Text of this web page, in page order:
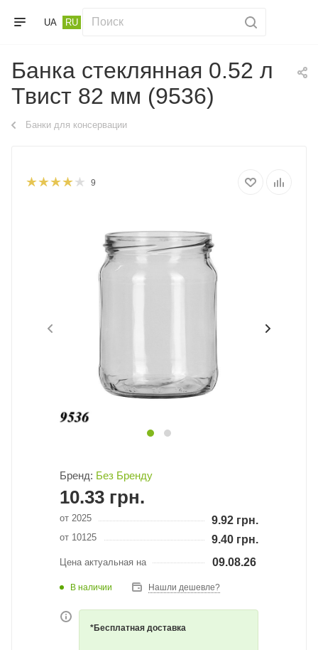
UA RU
Банка стеклянная 0.52 л
Твист 82 мм (9536)
Банки для консервации
9
Бренд: Без Бренду
10.33 грн.
от 2025 9.92 грн.
от 10125 9.40 грн.
Цена актуальная на 09.08.26
В наличии Нашли дешевле?
*Бесплатная доставка